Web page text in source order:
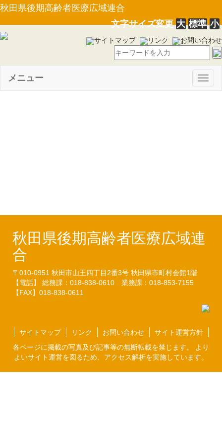
秋田県後期高齢者医療広域連合
文字サイズ変更大 標準 小
サイトマップ リンク お問い合わせ
メニュー
秋田県後期高齢者医療広域連
合
〒010-0951 秋田市山王四丁目2番3号 秋田県市町村会館1階
【電話】 総務課：018-838-0610 業務課：018-853-7155
【FAX】018-838-0611
サイトマップ リンク お問い合わせ
サイト運営方針
各ページに掲載の写真及び記事等の無断転載を禁じます。 より
よいサイト運営を図るため、アクセス解析を実施しています。